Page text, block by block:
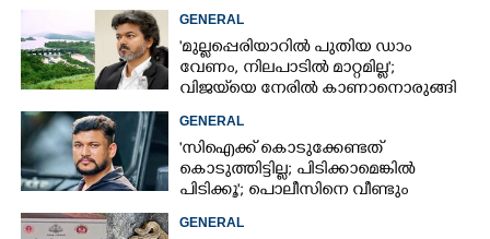
GENERAL
'മുല്ലപ്പെരിയാറിൽ പുതിയ ഡാം
വേണം, നിലപാടിൽ മാറ്റമില്ല';
വിജയ്‌യെ നേരിൽ കാണാനൊരുങ്ങി
GENERAL
'സിഐക്ക് കൊടുക്കേണ്ടത്
കൊടുത്തിട്ടില്ല; പിടിക്കാമെങ്കിൽ
പിടിക്കൂ'; പൊലീസിനെ വീണ്ടും
GENERAL